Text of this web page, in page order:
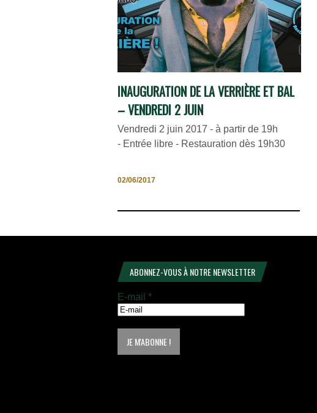
INAUGURATION DE LA VERRIÈRE ET BAL
– VENDREDI 2 JUIN
Vendredi 2 juin 2017 - à partir de 19h
- Entrée libre - Restauration dès 19h30
02/06/2017
ABONNEZ-VOUS À NOTRE NEWSLETTER
E-mail *